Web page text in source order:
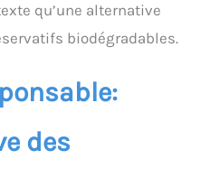
qu’une alternative
biodégradables.
des